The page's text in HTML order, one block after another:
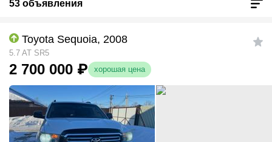
53 объявления
Toyota Sequoia, 2008
5.7 AT SR5
2 700 000 ₽ хорошая цена